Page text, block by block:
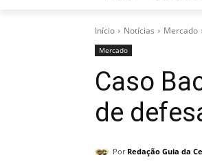
Início Notícias Mercado
Mercado
Caso
de
Por Redação Guia da